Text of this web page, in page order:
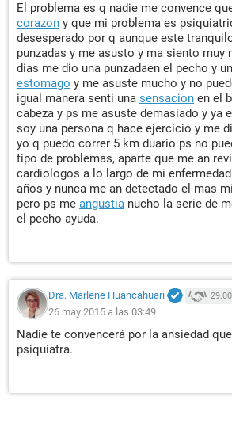
El problema es q nadie me convence
corazon y que mi problema es
desesperado por q aunque este
punzadas y me asusto y ma siento muy
dias me dio una punzadaen el pecho y un
estomago y me asuste mucho y no
igual manera senti una sensacion en el
cabeza y ps me asuste demasiado y ya
soy una persona q hace ejercicio y me
yo q puedo correr 5 km duario ps no
tipo de problemas, aparte que me an
cardiologos a lo largo de mi
años y nunca me an detectado el mas
pero ps me angustia nucho la serie de
el pecho ayuda.
Dra. Marlene Huancahuari
26 may 2015 a las 03:49
Nadie te convencerá por la ansiedad
psiquiatra.